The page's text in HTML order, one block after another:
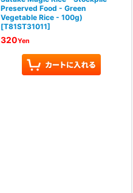
Preserved Food - Green
Vegetable Rice - 100g)
[T81ST31011]
320Yen